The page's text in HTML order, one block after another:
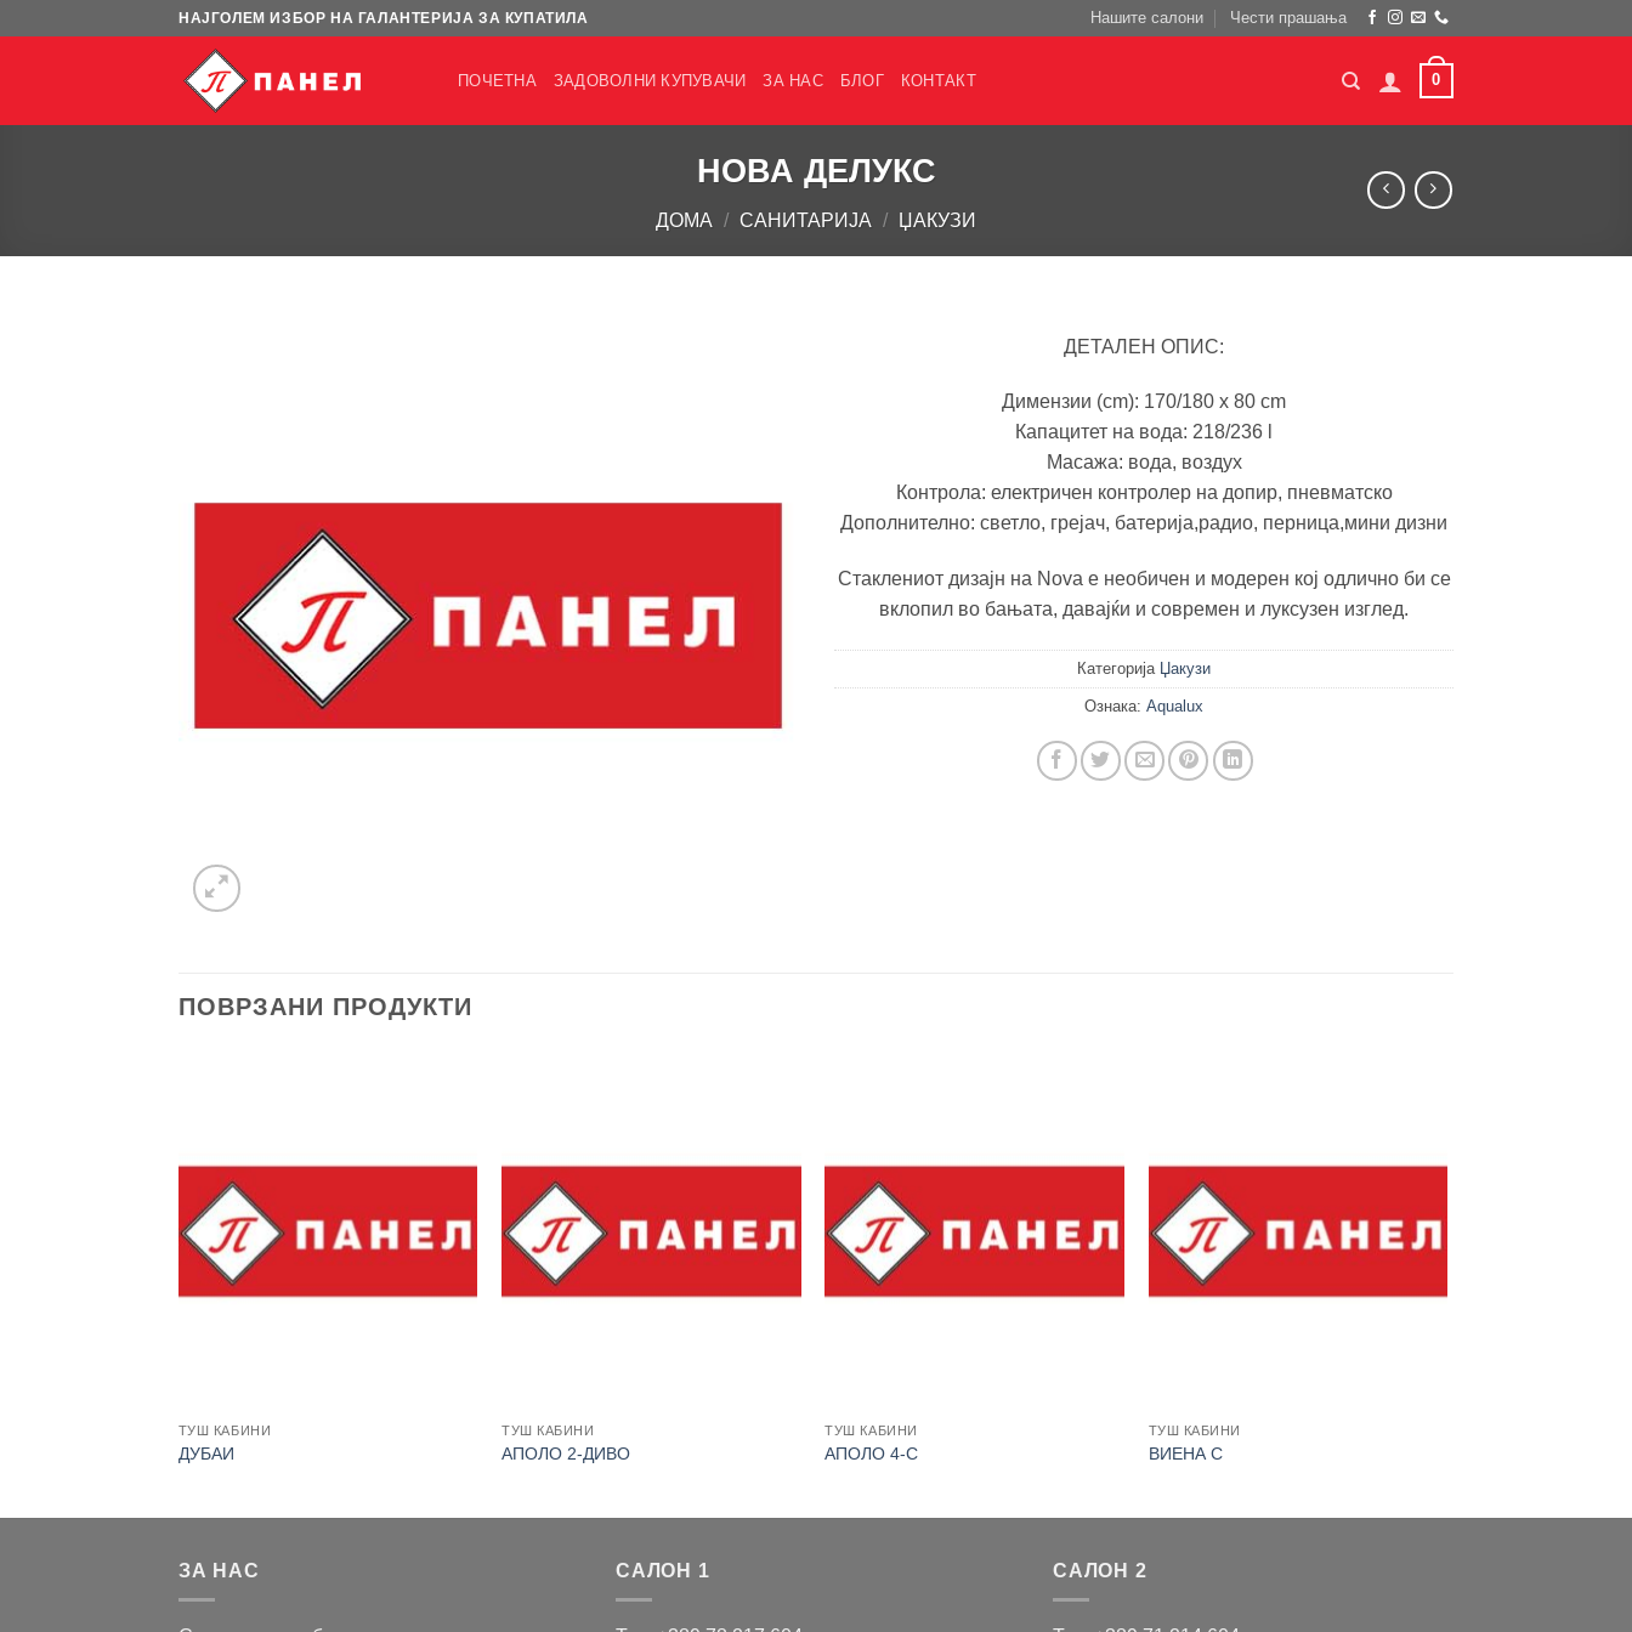
НАЈГОЛЕМ ИЗБОР НА ГАЛАНТЕРИЈА ЗА КУПАТИЛА Нашите салони Чести прашања
ПОЧЕТНА ЗАДОВОЛНИ КУПУВАЧИ ЗА НАС БЛОГ КОНТАКТ 0
НОВА ДЕЛУКС
ДОМА / САНИТАРИЈА / ЏАКУЗИ
ДЕТАЛЕН ОПИС:
Димензии (cm): 170/180 x 80 cm
Капацитет на вода: 218/236 l
Масажа: вода, воздух
Контрола: електричен контролер на допир, пневматско
Дополнително: светло, грејач, батерија,радио, перница,мини дизни
Стаклениот дизајн на Nova е необичен и модерен кој одлично би се
вклопил во бањата, давајќи и современ и луксузен изглед.
Категорија Џакузи
Ознака: Aqualux
ПОВРЗАНИ ПРОДУКТИ
ТУШ КАБИНИ
ДУБАИ
ТУШ КАБИНИ
АПОЛО 2-ДИВО
ТУШ КАБИНИ
АПОЛО 4-С
ТУШ КАБИНИ
ВИЕНА С
ЗА НАС САЛОН 1 САЛОН 2